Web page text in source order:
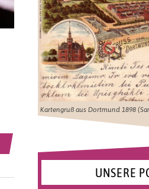
Kartengruß aus Dortmund 1898
UNSERE